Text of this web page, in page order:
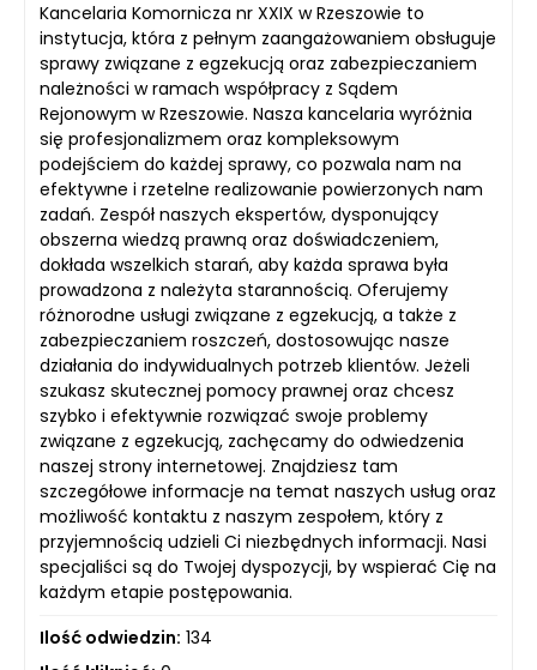
Kancelaria Komornicza nr XXIX w Rzeszowie to
instytucja, która z pełnym zaangażowaniem obsługuje
sprawy związane z egzekucją oraz zabezpieczaniem
należności w ramach współpracy z Sądem
Rejonowym w Rzeszowie. Nasza kancelaria wyróżnia
się profesjonalizmem oraz kompleksowym
podejściem do każdej sprawy, co pozwala nam na
efektywne i rzetelne realizowanie powierzonych nam
zadań. Zespół naszych ekspertów, dysponujący
obszerna wiedzą prawną oraz doświadczeniem,
dokłada wszelkich starań, aby każda sprawa była
prowadzona z należyta starannością. Oferujemy
różnorodne usługi związane z egzekucją, a także z
zabezpieczaniem roszczeń, dostosowując nasze
działania do indywidualnych potrzeb klientów. Jeżeli
szukasz skutecznej pomocy prawnej oraz chcesz
szybko i efektywnie rozwiązać swoje problemy
związane z egzekucją, zachęcamy do odwiedzenia
naszej strony internetowej. Znajdziesz tam
szczegółowe informacje na temat naszych usług oraz
możliwość kontaktu z naszym zespołem, który z
przyjemnością udzieli Ci niezbędnych informacji. Nasi
specjaliści są do Twojej dyspozycji, by wspierać Cię na
każdym etapie postępowania.
Ilość odwiedzin: 134